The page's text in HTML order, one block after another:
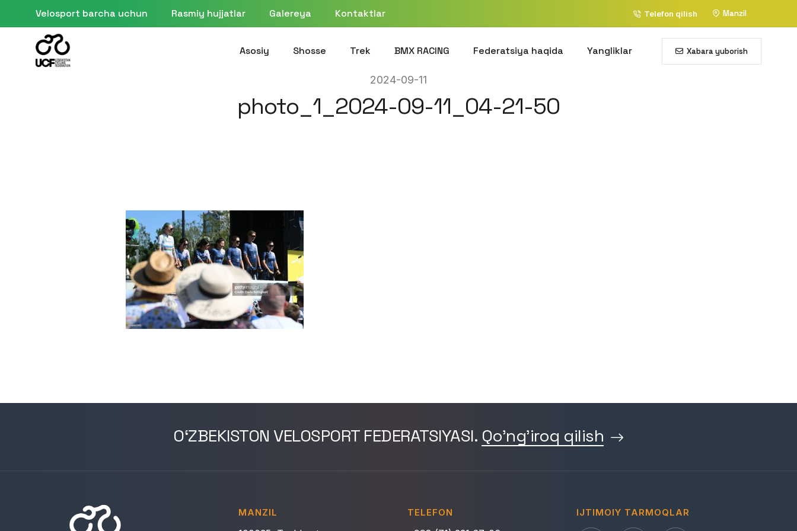
Velosport barcha uchun Rasmiy hujjatlar Galereya Kontaktlar Telefon qilish Manzil
Asosiy Shosse Trek BMX RACING Federatsiya haqida Yangliklar Xabara yuborish
2024-09-11
photo_1_2024-09-11_04-21-50
O‘ZBEKISTON VELOSPORT FEDERATSIYASI. Qo'ng'iroq qilish
MANZIL TELEFON IJTIMOIY TARMOQLAR